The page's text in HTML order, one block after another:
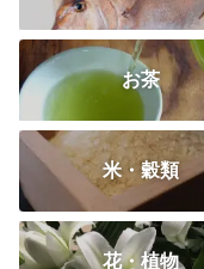
お茶
米・穀類
花・植物